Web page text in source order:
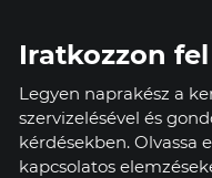
Iratkozzon
Legyen naprakész a
szervizelésével és
kérdésekben. Olvassa
kapcsolatos